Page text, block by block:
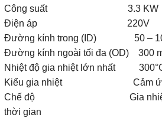
Công suất 3.3 KW
Điện áp 220V
Đường kính trong (ID) 50 –
Đường kính ngoài tối đa (OD) 300
Nhiệt độ gia nhiệt lớn nhất
Kiểu gia nhiệt Cảm ứng
Chế độ Gia nhiệt theo
thời gian